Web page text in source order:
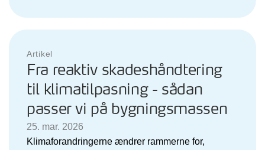
Artikel
Fra reaktiv skadeshåndtering
til klimatilpasning - sådan
passer vi på bygningsmassen
25. mar. 2026
Klimaforandringerne ændrer rammerne for,